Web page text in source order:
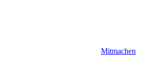
Mitmachen